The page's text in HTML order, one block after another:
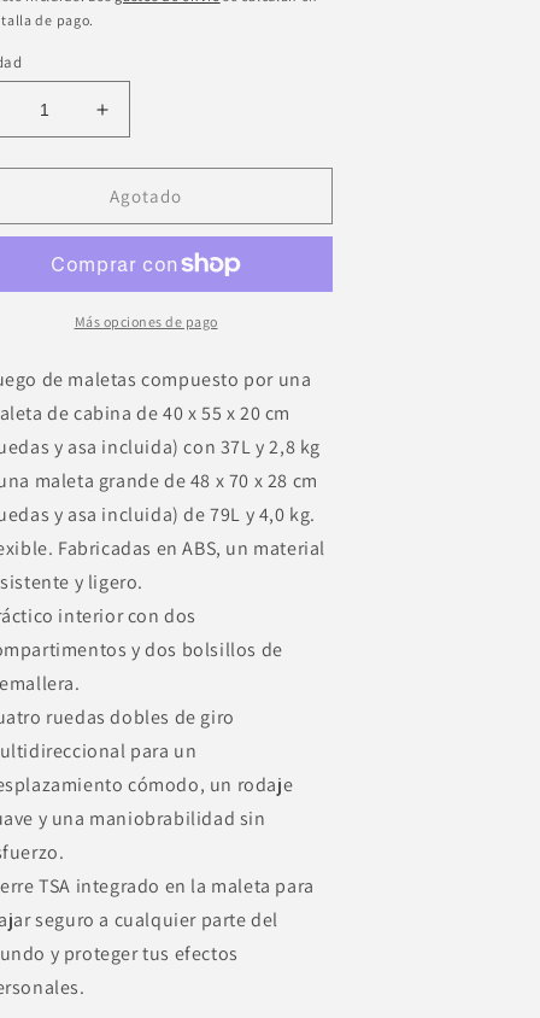
de pago.
70cm
Aumentar
cantidad
para
Juego
de
azul
rígidas
Pepe
Accent
55/70cm
Agotado
Más opciones de pago
de maletas compuesto por una
de cabina de 40 x 55 x 20 cm
y asa incluida) con 37L y 2,8 kg
maleta grande de 48 x 70 x 28 cm
y asa incluida) de 79L y 4,0 kg.
Fabricadas en ABS, un material
y ligero.
interior con dos
y dos bolsillos de
ruedas dobles de giro
para un
cómodo, un rodaje
y una maniobrabilidad sin
TSA integrado en la maleta para
seguro a cualquier parte del
y proteger tus efectos